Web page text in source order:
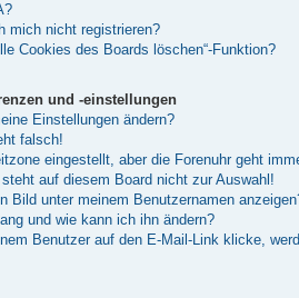
mich nicht registrieren?
Cookies des Boards löschen“-Funktion?
und -einstellungen
Einstellungen ändern?
falsch!
eingestellt, aber die Forenuhr geht
auf diesem Board nicht zur Auswahl!
Bild unter meinem Benutzernamen
und wie kann ich ihn ändern?
Benutzer auf den E-Mail-Link klicke,